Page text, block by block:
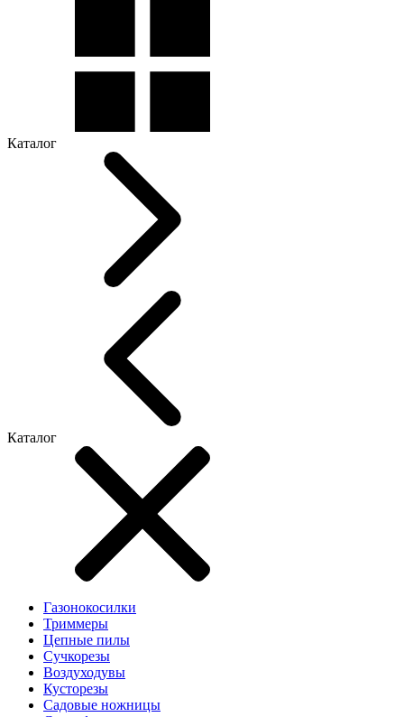
Каталог
Каталог
Газонокосилки
Триммеры
Цепные пилы
Cучкорезы
Воздуходувы
Кусторезы
Садовые ножницы